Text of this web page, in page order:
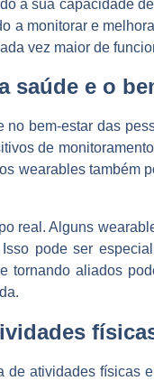
à sua capacidade
a monitorar e
vez maior de
saúde e o
bem-estar das
de
wearables
real. Alguns
pode ser
aliados
atividades